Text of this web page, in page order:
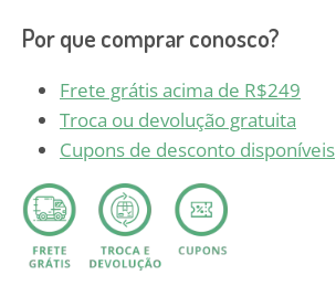
Por que comprar conosco?
Frete grátis acima de R$249
Troca ou devolução gratuita
Cupons de desconto disponíveis